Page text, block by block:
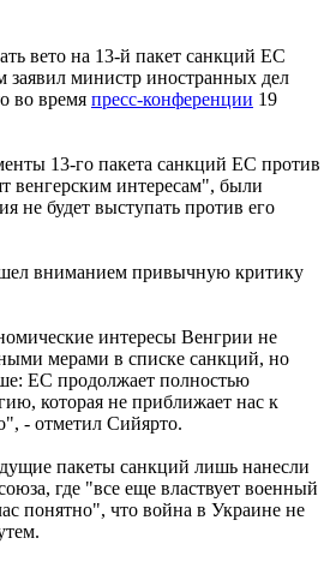
вето на 13-й пакет санкций ЕС
заявил министр иностранных дел
во время пресс-конференции 19
13-го пакета санкций ЕС против
венгерским интересам", были
не будет выступать против его
вниманием привычную критику
интересы Венгрии не
мерами в списке санкций, но
ЕС продолжает полностью
которая не приближает нас к
- отметил Сийярто.
пакеты санкций лишь нанесли
где "все еще властвует военный
понятно", что война в Украине не